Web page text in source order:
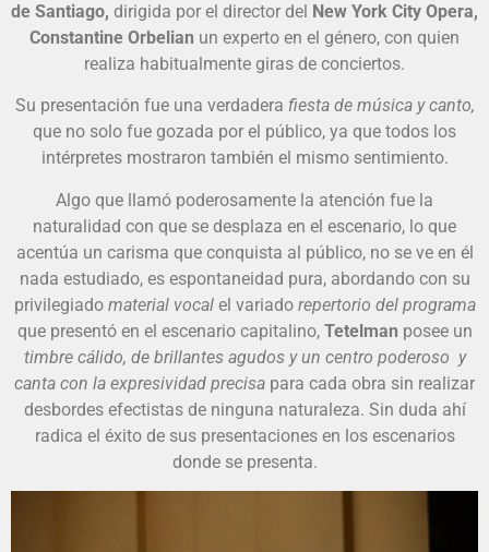
de Santiago, dirigida por el director del New York City Opera,
Constantine Orbelian un experto en el género, con quien
realiza habitualmente giras de conciertos.
Su presentación fue una verdadera fiesta de música y canto,
que no solo fue gozada por el público, ya que todos los
intérpretes mostraron también el mismo sentimiento.
Algo que llamó poderosamente la atención fue la
naturalidad con que se desplaza en el escenario, lo que
acentúa un carisma que conquista al público, no se ve en él
nada estudiado, es espontaneidad pura, abordando con su
privilegiado material vocalel variado repertorio del programa
que presentó en el escenario capitalino,Tetelman posee un
timbre cálido, de brillantes agudos y un centro poderoso y
canta con la expresividad precisa para cada obra sin realizar
desbordes efectistas de ninguna naturaleza. Sin duda ahí
radica el éxito de sus presentaciones en los escenarios
donde se presenta.